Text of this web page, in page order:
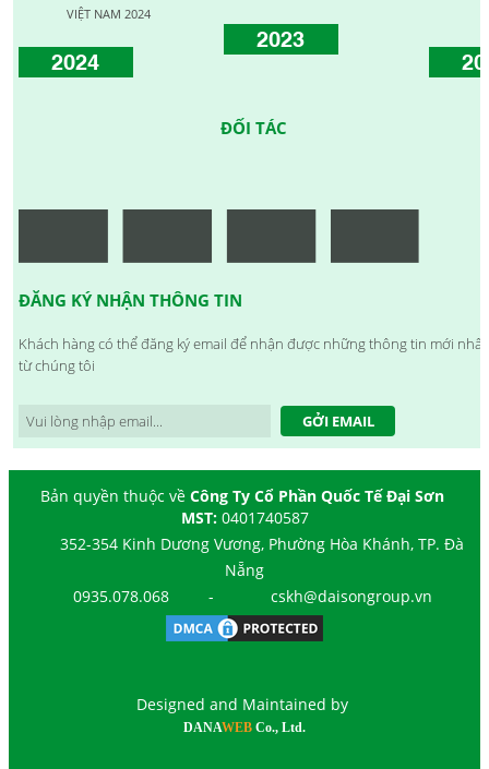
VIỆT NAM 2024
2024
2023
ĐỐI TÁC
ĐĂNG KÝ NHẬN THÔNG TIN
Khách hàng có thể đăng ký email để nhận được những thông tin mới nhất
từ chúng tôi
GỞI EMAIL
Bản quyền thuộc về Công Ty Cổ Phần Quốc Tế Đại Sơn
MST: 0401740587
352-354 Kinh Dương Vương, Phường Hòa Khánh, TP. Đà
Nẵng
0935.078.068
- cskh@daisongroup.vn
Designed and Maintained by
DANAWEB Co., Ltd.